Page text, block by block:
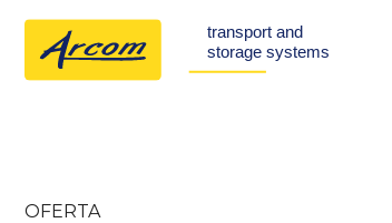
OFERTA